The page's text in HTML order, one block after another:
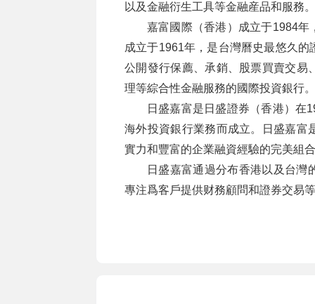
以及金融衍生工具等金融産品和服務。
嘉富國際（香港）成立于1984
成立于1961年，是台灣曆史最悠久
公開發行保薦、承銷、股票買賣交易
理等綜合性金融服務的國際投資銀行。
日盛嘉富是日盛證券（香港）在
海外投資銀行業務而成立。日盛嘉富
實力和豐富的企業融資經驗的完美組
日盛嘉富通過分布香港以及台灣
專注爲客戶提供财務顧問和證券交易